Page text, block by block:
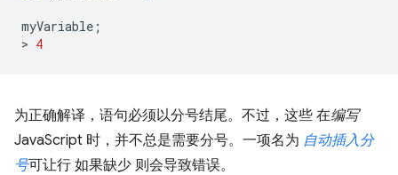
myVariable ;
> 4
为正确解译，语句必须以分号结尾。不过，这些 在编写
JavaScript 时，并不总是需要分号。一项名为 自动插入分
号可让行 如果缺少 则会导致错误。